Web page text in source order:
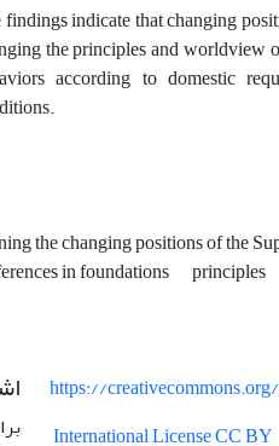
indicate that changing
the principles and worldview
according to domestic
the changing positions of the
in foundations
principles
https://
International License CC BY